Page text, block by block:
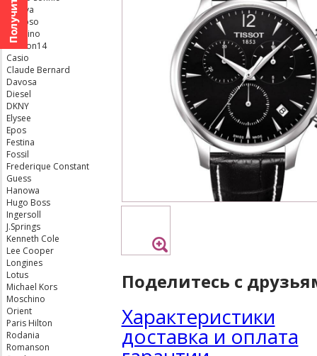
Bulova
Calypso
Candino
Carbon14
Casio
Claude Bernard
Davosa
Diesel
DKNY
Elysee
Epos
Festina
Fossil
Frederique Constant
Guess
Hanowa
Hugo Boss
Ingersoll
J.Springs
Kenneth Cole
Lee Cooper
Longines
Lotus
Michael Kors
Moschino
Orient
Paris Hilton
Rodania
Romanson
Поделитесь с
Характеристики
доставка и оплата